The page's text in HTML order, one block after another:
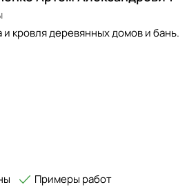
и кровля деревянных домов и бань.
Примеры работ